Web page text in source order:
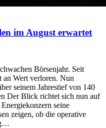
im August erwartet
Börsenjahr. Seit
an Wert verloren. Nun
seinem Jahrestief von 140
Der Blick richtet sich nun auf
seine
zeigen, ob die operative